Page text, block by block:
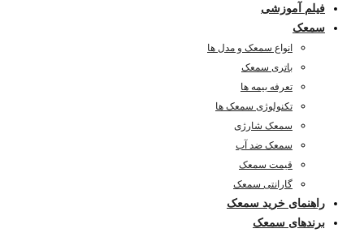
فیلم آموزشی
سمعک
انواع سمعک و مدل ها
باتری سمعک
تعرفه بیمه ها
تکنولوژی سمعک ها
سمعک شارژی
سمعک ضد آب
قیمت سمعک
گارانتی سمعک
راهنمای خرید سمعک
برندهای سمعک